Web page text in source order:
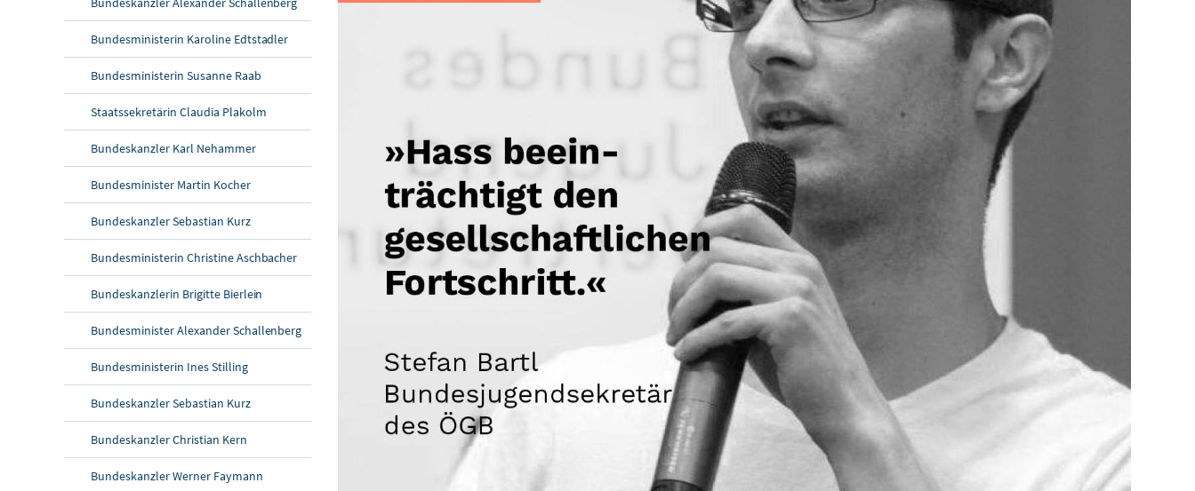
Bundesministerin Karoline Edtstadler
Bundesministerin Susanne Raab
Staatssekretärin Claudia Plakolm
Bundeskanzler Karl Nehammer
Bundesminister Martin Kocher
Bundeskanzler Sebastian Kurz
Bundesministerin Christine Aschbacher
Bundeskanzlerin Brigitte Bierlein
Bundesminister Alexander Schallenberg
Bundesministerin Ines Stilling
Bundeskanzler Sebastian Kurz
Bundeskanzler Christian Kern
Bundeskanzler Werner Faymann